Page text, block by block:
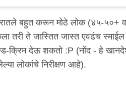
बहुत करून मोठे लोक (४५-५०+
तरी ते जास्तित जास्त एवढंच स्माईल
क्रिम देऊ शकतो :P (नोंद - हे
लोकांचे निरीक्षण आहे).